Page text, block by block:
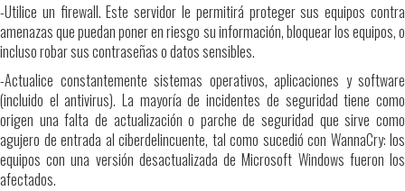
-Utilice un firewall. Este servidor le permitirá proteger sus equipos contra
amenazas que puedan poner en riesgo su información, bloquear los equipos, o
incluso robar sus contraseñas o datos sensibles.
-Actualice constantemente sistemas operativos, aplicaciones y software
(incluido el antivirus). La mayoría de incidentes de seguridad tiene como
origen una falta de actualización o parche de seguridad que sirve como
agujero de entrada al ciberdelincuente, tal como sucedió con WannaCry: los
equipos con una versión desactualizada de Microsoft Windows fueron los
afectados.